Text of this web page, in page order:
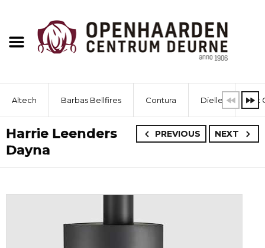
Altech Barbas Bellfires Contura Dielle Dik
PREVIOUS NEXT
Harrie Leenders
Dayna